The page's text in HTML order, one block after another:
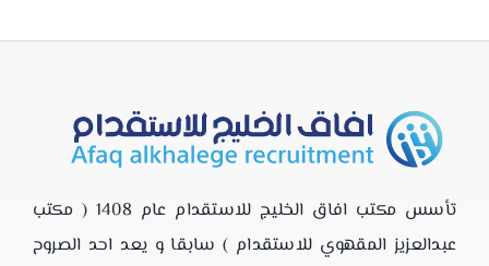
تأسس مكتب افاق الخليج للاستقدام عام 1408 ( مكتب
عبدالعزيز المقهوي للاستقدام ) سابقا و يعد احد الصروح